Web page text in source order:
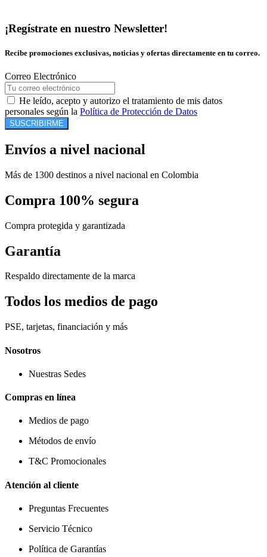
¡Regístrate en nuestro Newsletter!
Recibe promociones exclusivas, noticias y ofertas directamente en tu correo.
Correo Electrónico
He leído, acepto y autorizo el tratamiento de mis datos
personales según la Política de Protección de Datos
SUSCRIBIRME
Envíos a nivel nacional
Más de 1300 destinos a nivel nacional en Colombia
Compra 100% segura
Compra protegida y garantizada
Garantía
Respaldo directamente de la marca
Todos los medios de pago
PSE, tarjetas, financiación y más
Nosotros
Nuestras Sedes
Compras en línea
Medios de pago
Métodos de envío
T&C Promocionales
Atención al cliente
Preguntas Frecuentes
Servicio Técnico
Política de Garantías